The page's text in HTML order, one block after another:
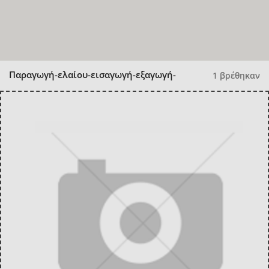
Παραγωγή-ελαίου-εισαγωγή-εξαγωγή- 1 βρέθηκαν